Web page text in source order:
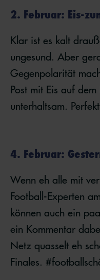
2. Februar: Eis-
Klar ist es kalt
ungesund. Aber
Gegenpolarität
Post mit Eis auf dem
unterhaltsam.
4. Februar:
Wenn eh alle mit
Football-Experten
können auch ein
ein Kommentar
Netz quasselt eh
Finales.